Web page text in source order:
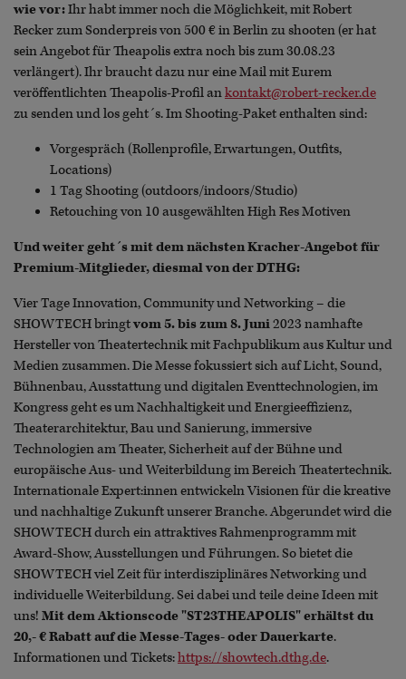
wie vor:Ihr habt immer noch die Möglichkeit, mit Robert
Recker zum Sonderpreis von 500 € in Berlin zu shooten (er hat
sein Angebot für Theapolis extra noch bis zum 30.08.23
verlängert). Ihr braucht dazu nur eine Mail mit Eurem
veröffentlichten Theapolis-Profil ankontakt@robert-recker.de
zu senden und los geht´s. Im Shooting-Paket enthalten sind:
Vorgespräch (Rollenprofile, Erwartungen, Outfits,
Locations)
1 Tag Shooting (outdoors/indoors/Studio)
Retouching von 10 ausgewählten High Res Motiven
Und weiter geht´s mit dem nächsten Kracher-Angebot für
Premium-Mitglieder, diesmal von der DTHG:
Vier Tage Innovation, Community und Networking – die
SHOWTECH bringtvom 5. bis zum 8. Juni2023 namhafte
Hersteller von Theatertechnik mit Fachpublikum aus Kultur und
Medien zusammen. Die Messe fokussiert sich auf Licht, Sound,
Bühnenbau, Ausstattung und digitalen Eventtechnologien, im
Kongress geht es um Nachhaltigkeit und Energieeffizienz,
Theaterarchitektur, Bau und Sanierung, immersive
Technologien am Theater, Sicherheit auf der Bühne und
europäische Aus- und Weiterbildung im Bereich Theatertechnik.
Internationale Expert:innen entwickeln Visionen für die kreative
und nachhaltige Zukunft unserer Branche. Abgerundet wird die
SHOWTECH durch ein attraktives Rahmenprogramm mit
Award-Show, Ausstellungen und Führungen. So bietet die
SHOWTECH viel Zeit für interdisziplinäres Networking und
individuelle Weiterbildung. Sei dabei und teile deine Ideen mit
uns! Mit dem Aktionscode "ST23THEAPOLIS" erhältst du
20,- € Rabatt auf die Messe-Tages- oder Dauerkarte.
Informationen und Tickets:https://showtech.dthg.de.